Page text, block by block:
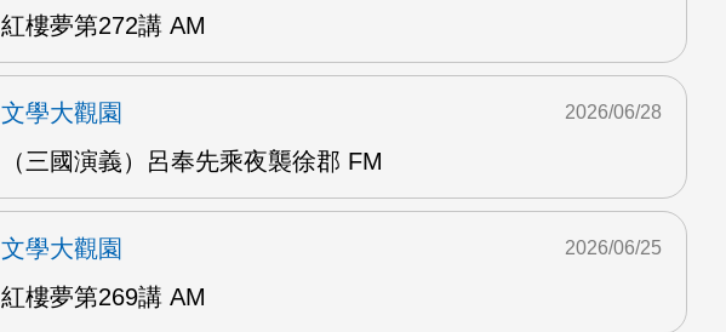
紅樓夢第272講 AM
文學大觀園
（三國演義）呂奉先乘夜襲徐郡 FM
2026/06/28
文學大觀園
紅樓夢第269講 AM
2026/06/25